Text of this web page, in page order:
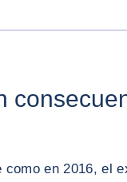
en 2016, el